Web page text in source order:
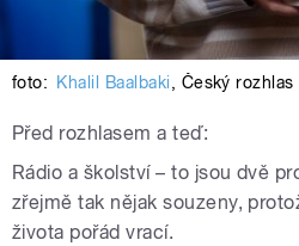
foto: Khalil Baalbaki, Český rozhlas
Před rozhlasem a teď:
Rádio a školství – to jsou dvě
zřejmě tak nějak souzeny,
života pořád vrací.